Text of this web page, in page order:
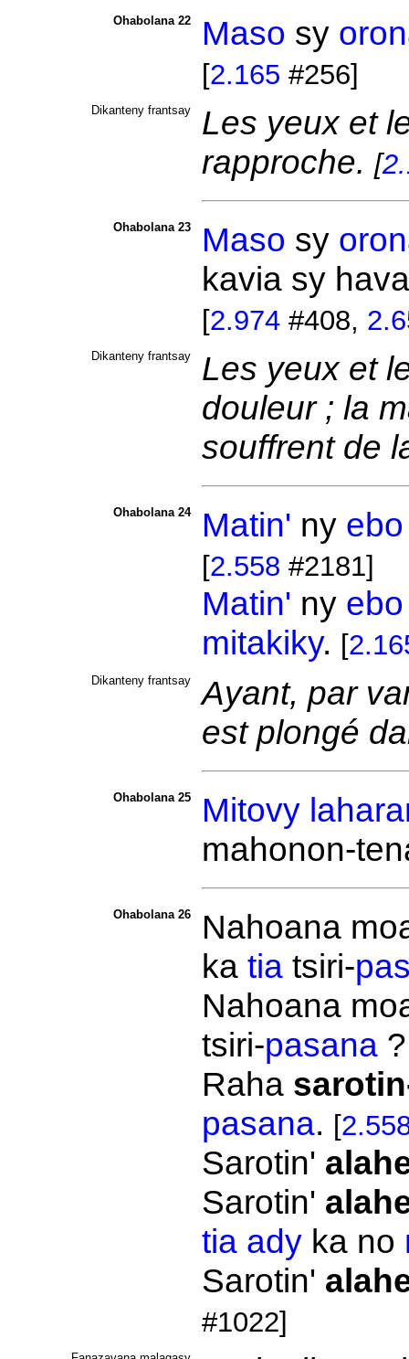
Ohabolana 22 Maso sy
[2.165 #256]
Dikanteny frantsay
Les yeux et
rapproche. [
Ohabolana 23 Maso sy
kavia sy
[2.974#408,
Dikanteny frantsay
Les yeux et
douleur ; la
souffrent de
Ohabolana 24 Matin' ny ebo
[2.558 #2181]
Matin' ny ebo
mitakiky. [
Dikanteny frantsay
Ayant, par
est plongé
Ohabolana 25 Mitovy
mahonon-
Ohabolana 26
Nahoana
ka tiatsiri-
Nahoana
tsiri-pasana
Raha
pasana. [
Sarotin'
Sarotin'
tia adyka no
Sarotin'
#1022]